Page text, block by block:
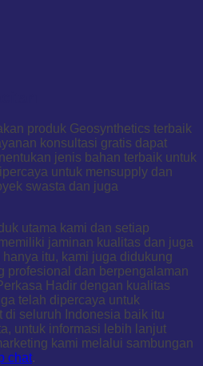
produk Geosynthetics terbaik
konsultasi gratis dapat
jenis bahan terbaik untuk
untuk mensupply dan
swasta dan juga
utama kami dan setiap
jaminan kualitas dan juga
itu, kami juga didukung
profesional dan berpengalaman
Hadir dengan kualitas
telah dipercaya untuk
di seluruh Indonesia baik itu
untuk informasi lebih lanjut
kami melalui sambungan
chat.